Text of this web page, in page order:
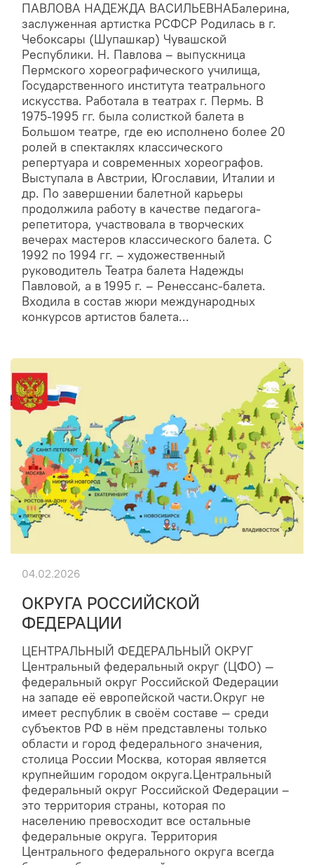
ПАВЛОВА НАДЕЖДА ВАСИЛЬЕВНАБалерина,
заслуженная артистка РСФСР Родилась в г.
Чебоксары (Шупашкар) Чувашской
Республики. Н. Павлова – выпускница
Пермского хореографического училища,
Государственного института театрального
искусства. Работала в театрах г. Пермь. В
1975-1995 гг. была солисткой балета в
Большом театре, где ею исполнено более 20
ролей в спектаклях классического
репертуара и современных хореографов.
Выступала в Австрии, Югославии, Италии и
др. По завершении балетной карьеры
продолжила работу в качестве педагога-
репетитора, участвовала в творческих
вечерах мастеров классического балета. С
1992 по 1994 гг. – художественный
руководитель Театра балета Надежды
Павловой, а в 1995 г. – Ренессанс-балета.
Входила в состав жюри международных
конкурсов артистов балета...
ОКРУГА РОССИЙСКОЙ
ФЕДЕРАЦИИ
ЦЕНТРАЛЬНЫЙ ФЕДЕРАЛЬНЫЙ ОКРУГ
Центральный федеральный округ (ЦФО) —
федеральный округ Российской Федерации
на западе её европейской части.Округ не
имеет республик в своём составе — среди
субъектов РФ в нём представлены только
области и город федерального значения,
столица России Москва, которая является
крупнейшим городом округа.Центральный
федеральный округ Российской Федерации –
это территория страны, которая по
населению превосходит все остальные
федеральные округа. Территория
Центрального федерального округа всегда
04.02.2026